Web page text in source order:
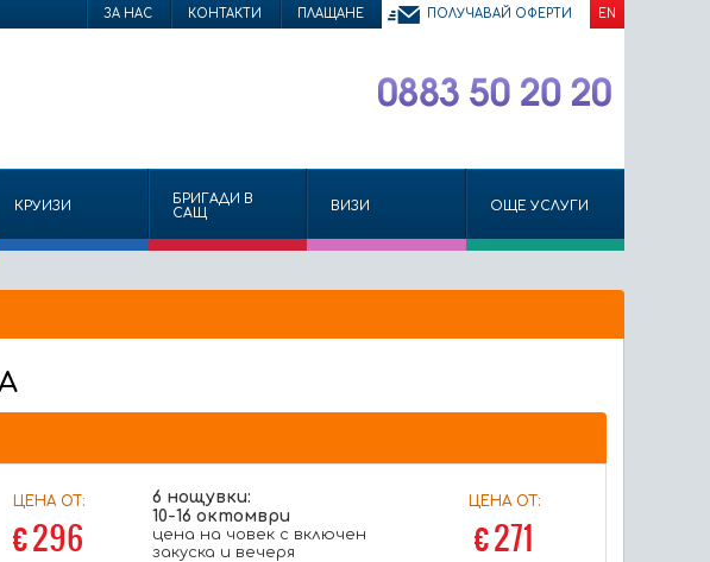
ЗА НАС КОНТАКТИ ПЛАЩАНЕ ПОЛУЧАВАЙ ОФЕРТИ EN
КРУИЗИ
БРИГАДИ В
САЩ
ВИЗИ ОЩЕ УСЛУГИ
ЦЕНА ОТ:
€ 296
6 нощувки:
10-16 октомври
цена на човек с включен
закуска и вечеря
ЦЕНА ОТ:
€ 271